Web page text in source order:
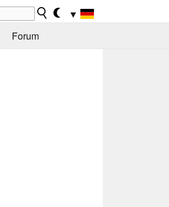
▼
Forum